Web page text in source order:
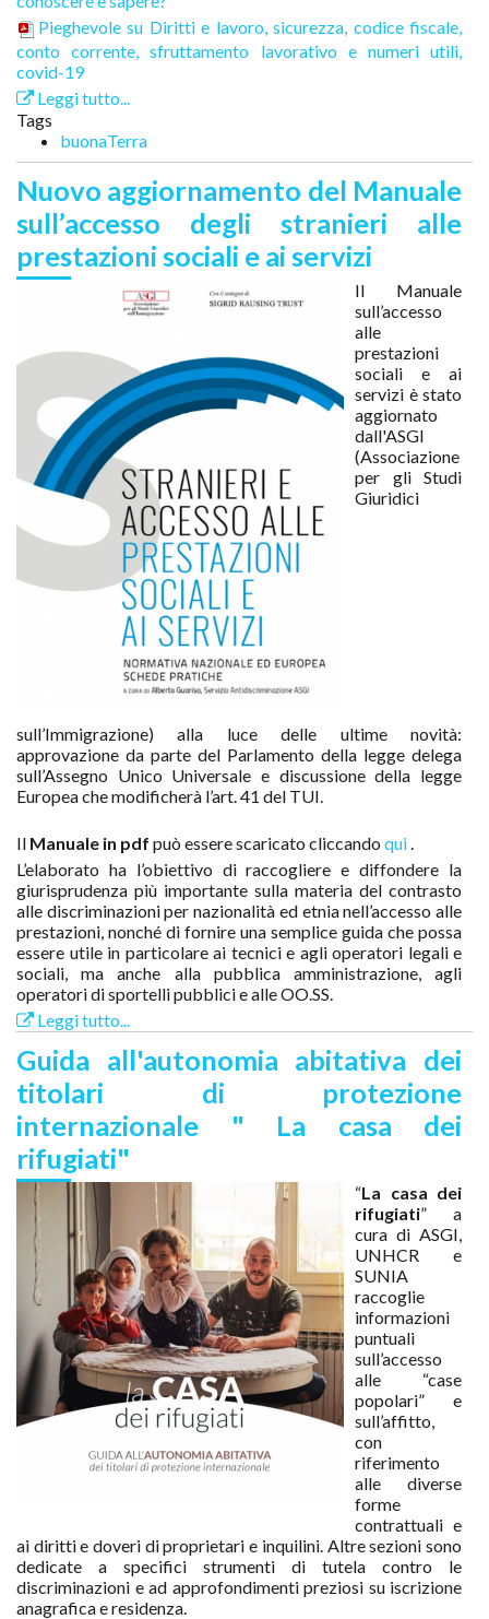
Pieghevole su Diritti e lavoro, sicurezza, codice fiscale,
conto corrente, sfruttamento lavorativo e numeri utili,
covid-19
Leggi tutto...
Tags
buonaTerra
Nuovo aggiornamento del Manuale
sull’accesso degli stranieri alle
prestazioni sociali e ai servizi
Il Manuale
sull’accesso
alle
prestazioni
sociali e ai
servizi è stato
aggiornato
dall'ASGI
(Associazione
per gli Studi
Giuridici
sull’Immigrazione) alla luce delle ultime novità:
approvazione da parte del Parlamento della legge delega
sull’Assegno Unico Universale e discussione della legge
Europea che modificherà l’art. 41 del TUI.
Il Manuale in pdf può essere scaricato cliccando qui.
L’elaborato ha l’obiettivo di raccogliere e diffondere la
giurisprudenza più importante sulla materia del contrasto
alle discriminazioni per nazionalità ed etnia nell’accesso alle
prestazioni, nonché di fornire una semplice guida che possa
essere utile in particolare ai tecnici e agli operatori legali e
sociali, ma anche alla pubblica amministrazione, agli
operatori di sportelli pubblici e alle OO.SS.
Leggi tutto...
Guida all'autonomia abitativa dei
titolari di protezione
internazionale " La casa dei
rifugiati"
“La casa dei
rifugiati” a
cura di ASGI,
UNHCR e
SUNIA
raccoglie
informazioni
puntuali
sull’accesso
alle “case
popolari” e
sull’affitto,
con
riferimento
alle diverse
forme
contrattuali e
ai diritti e doveri di proprietari e inquilini. Altre sezioni sono
dedicate a specifici strumenti di tutela contro le
discriminazioni e ad approfondimenti preziosi su iscrizione
anagrafica e residenza.